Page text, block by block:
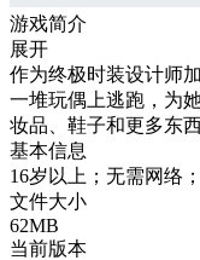
游戏简介
展开
作为终极时装设计师
一堆玩偶上逃跑，为
妆品、鞋子和更多东
基本信息
16岁以上；无需网络
文件大小
62MB
当前版本